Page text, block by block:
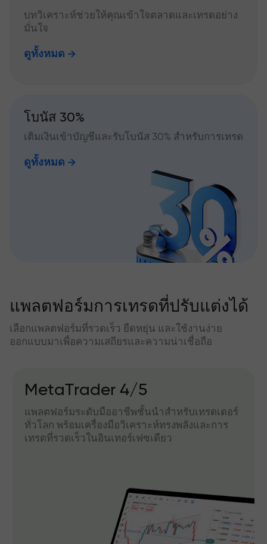
บทวิเคราะห์ช่วยให้คุณเข้าใจตลาดและเทรดอย่าง
มั่นใจ
ดูทั้งหมด
โบนัส 30%
เติมเงินเข้าบัญชีและรับโบนัส 30% สำหรับการเทรด
ดูทั้งหมด
แพลตฟอร์มการเทรดที่ปรับแต่งได้
เลือกแพลตฟอร์มที่รวดเร็ว ยืดหยุ่น และใช้งานง่าย
ออกแบบมาเพื่อความเสถียรและความน่าเชื่อถือ
MetaTrader 4/5
แพลตฟอร์มระดับมืออาชีพชั้นนำสำหรับเทรดเดอร์
ทั่วโลก พร้อมเครื่องมือวิเคราะห์ทรงพลังและการ
เทรดที่รวดเร็วในอินเทอร์เฟซเดียว